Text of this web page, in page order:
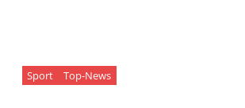
Sport Top-News